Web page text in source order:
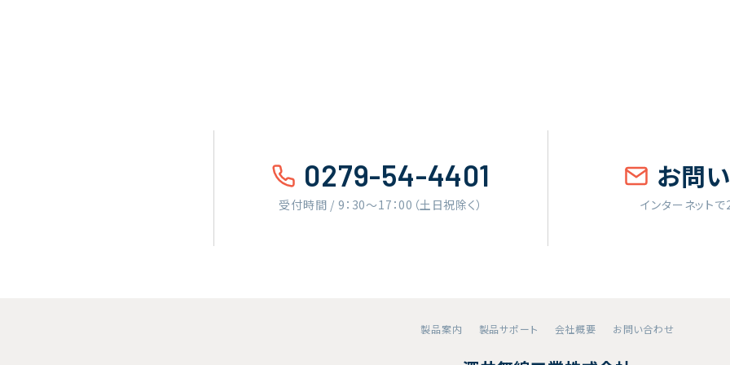
0279-54-4401
受付時間 / 9：30〜17：00（土日祝除く）
お問
インターネット
製品案内 製品サポート 会社概要 お問い合わせ